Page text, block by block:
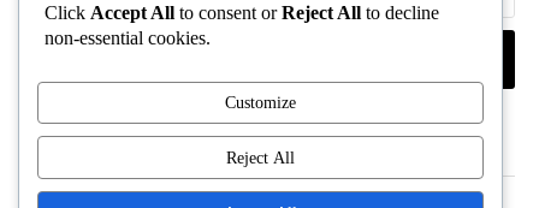
Click Accept All to consent orReject All to decline
non-essential cookies.
Customize
Reject All